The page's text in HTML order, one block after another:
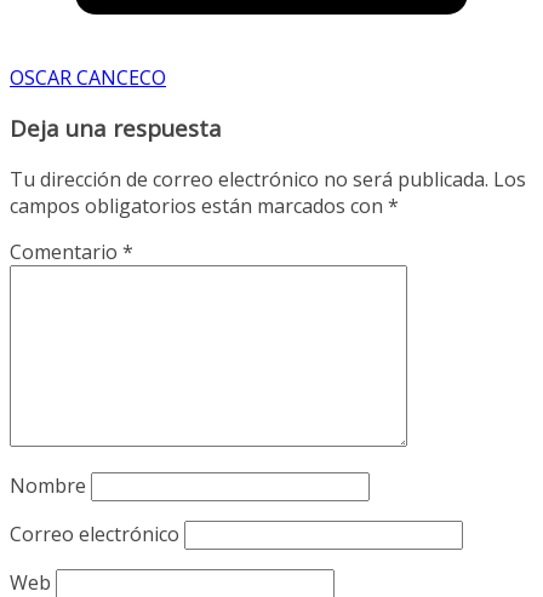
OSCAR CANCECO
Deja una respuesta
Tu dirección de correo electrónico no será publicada. Los
campos obligatorios están marcados con *
Comentario *
Nombre
Correo electrónico
Web